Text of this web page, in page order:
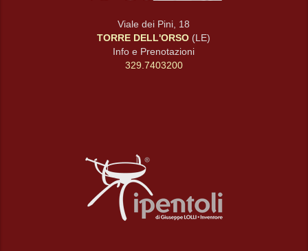
Viale dei Pini, 18
TORRE DELL'ORSO (LE)
Info e Prenotazioni
329.7403200